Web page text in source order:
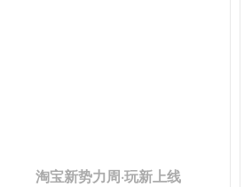
淘宝新势力周·玩新上线